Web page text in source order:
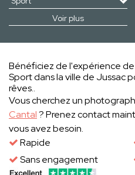
Voir plus
Bénéficiez de l'expérience
Sport dans la ville de Jussac
rêves..
Vous cherchez un
Cantal? Prenez contact
vous avez besoin.
Rapide
Sans engagement